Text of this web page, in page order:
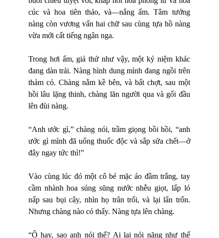
cúc và hoa tiên thảo, và—nắng ấm. Tâm tưởng
nàng còn vương vấn hai chữ sau cùng tựa hồ nàng
vừa mới cất tiếng ngân nga.
Trong hơi ấm, giả thử như vậy, một kỷ niệm khác
đang dàn trải. Nàng hình dung mình đang ngồi trên
thảm cỏ. Chàng nằm kề bên, và bất chợt, sau một
hồi lâu lặng thinh, chàng lăn người qua và gối đầu
lên đùi nàng.
“Anh ước gì,” chàng nói, trầm giọng bồi hồi, “anh
ước gì mình đã uống thuốc độc và sắp sửa chết—ở
đây ngay tức thì!”
Vào cùng lúc đó một cô bé mặc áo đầm trắng, tay
cầm nhành hoa súng sũng nước nhễu giọt, lấp ló
nấp sau bụi cây, nhìn họ trân trối, và lại lẩn trốn.
Nhưng chàng nào có thấy. Nàng tựa lên chàng.
“Ô hay, sao anh nói thế? Ai lại nói năng như thế